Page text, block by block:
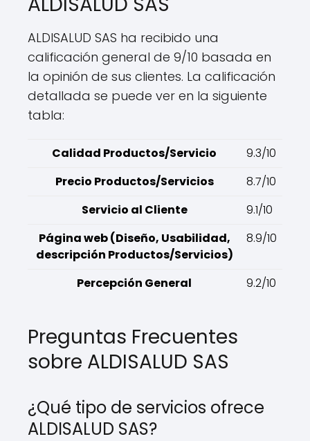
ALDISALUD SAS ha recibido una
calificación general de 9/10 basada en
la opinión de sus clientes. La calificación
detallada se puede ver en la siguiente
tabla:
Calidad Productos/Servicio
9.3/10
Precio Productos/Servicios
8.7/10
Servicio al Cliente
9.1/10
Página web (Diseño, Usabilidad,
descripción Productos/Servicios)
8.9/10
Percepción General 9.2/10
Preguntas Frecuentes
sobre ALDISALUD SAS
¿Qué tipo de servicios ofrece
ALDISALUD SAS?